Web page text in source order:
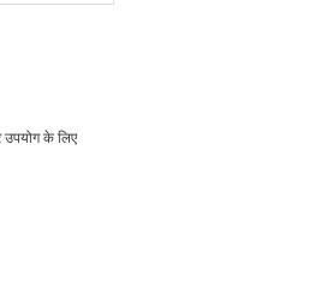
उपयोग के लिए